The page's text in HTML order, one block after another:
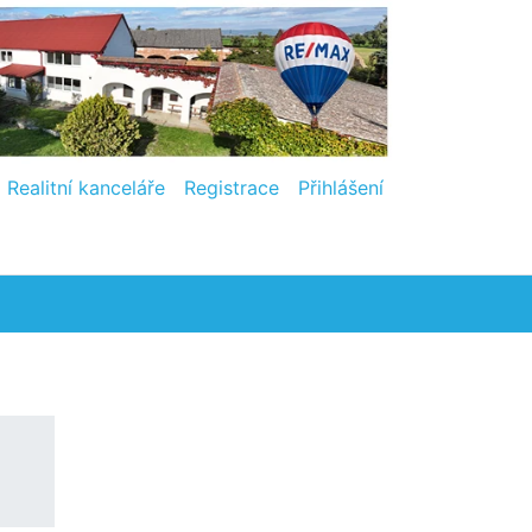
Realitní kanceláře Registrace Přihlášení